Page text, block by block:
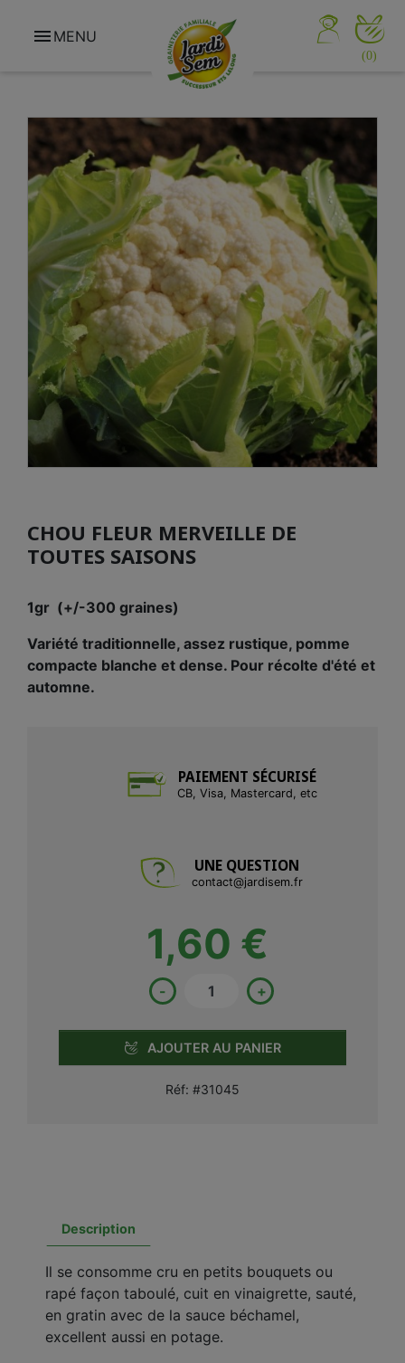
(0)
 MENU
CHOU FLEUR MERVEILLE DE
TOUTES SAISONS
1gr (+/-300 graines)
Variété traditionnelle, assez rustique, pomme
compacte blanche et dense. Pour récolte d'été et
automne.
PAIEMENT SÉCURISÉ
CB, Visa, Mastercard, etc
UNE QUESTION
contact@jardisem.fr
1,60 €
- +
AJOUTER AU PANIER
Réf: #31045
Description
Il se consomme cru en petits bouquets ou
rapé façon taboulé, cuit en vinaigrette, sauté,
en gratin avec de la sauce béchamel,
excellent aussi en potage.